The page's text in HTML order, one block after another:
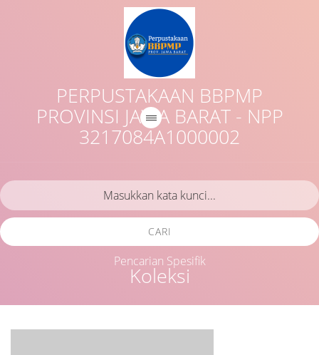
PERPUSTAKAAN BBPMP
PROVINSI JAWA BARAT - NPP
3217084A1000002
Koleksi
CARI
Pencarian Spesifik